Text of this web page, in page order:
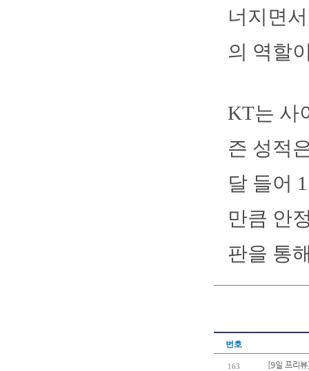
너지면
의 역할
KT는 사
즌 성적
달 들어
만큼 안
판을 통
번호
163 [9일 프리